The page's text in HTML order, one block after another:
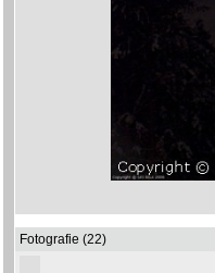
Fotografie (22)